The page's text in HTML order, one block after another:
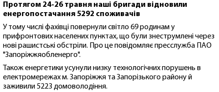
Протягом 24-26 травня наші бригади відновили
енергопостачання 5292 споживачів
У тому числі фахівці повернули світло 69 родинам у
прифронтових населених пунктах, що були знеструмлені через
нові рашистські обстріли. Про це повідомляє пресслужба ПАО
"Запоріжжяобленерго".
Також енергетики усунули низку технологічних порушень в
електромережах м. Запоріжжя та Запорізького району й
заживили 5223 домоволодіння.